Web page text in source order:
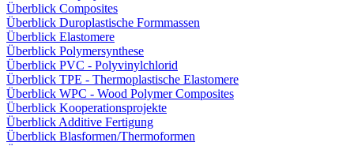
Überblick Composites
Überblick Duroplastische Formmassen
Überblick Elastomere
Überblick Polymersynthese
Überblick PVC - Polyvinylchlorid
Überblick TPE - Thermoplastische Elastomere
Überblick WPC - Wood Polymer Composites
Überblick Kooperationsprojekte
Überblick Additive Fertigung
Überblick Blasformen/Thermoformen